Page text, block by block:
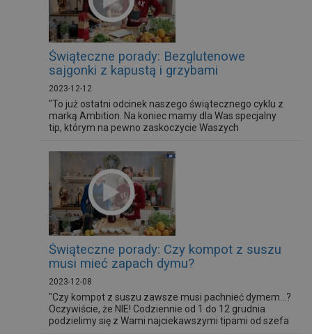
Świąteczne porady: Bezglutenowe
sajgonki z kapustą i grzybami
2023-12-12
"To już ostatni odcinek naszego świątecznego cyklu z
marką Ambition. Na koniec mamy dla Was specjalny
tip, którym na pewno zaskoczycie Waszych
i grzybami ! ;) Składniki: 600 g farszu z kapusty i
grzybami 8 g płatków chilli 1 pęczek szczypiorku 50 ml
sosu sojowego 1 opakowanie papieru ryżowego Sos : 1
pęczek kolendry 1...
Świąteczne porady: Czy kompot z suszu
musi mieć zapach dymu?
2023-12-08
"Czy kompot z suszu zawsze musi pachnieć dymem...?
Oczywiście, że NIE! Codziennie od 1 do 12 grudnia
podzielimy się z Wami najciekawszymi tipami od szefa